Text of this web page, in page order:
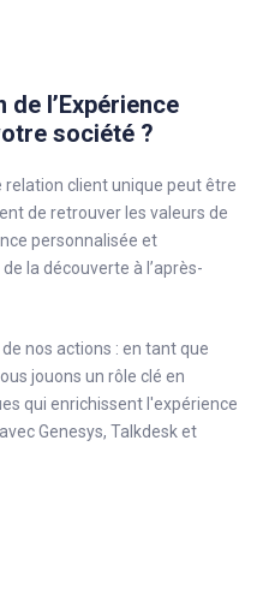
l’Expérience
société ?
relation client unique peut être
de retrouver les valeurs de
personnalisée et
la découverte à l’après-
nos actions : en tant que
jouons un rôle clé en
qui enrichissent l'expérience
Genesys, Talkdesk et